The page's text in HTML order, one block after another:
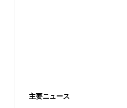
主要ニュース